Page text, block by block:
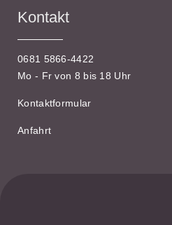
Kontakt
0681 5866-4422
Mo - Fr von 8 bis 18 Uhr
Kontaktformular
Anfahrt